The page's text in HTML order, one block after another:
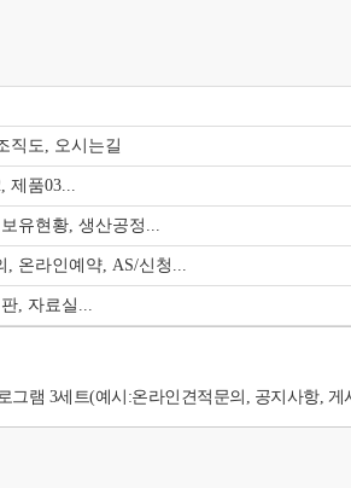
직도, 오시는길
제품03...
유현황, 생산공정...
, 온라인예약, AS/신청...
, 자료실...
그램 3세트(예시:온라인견적문의, 공지사항, 게